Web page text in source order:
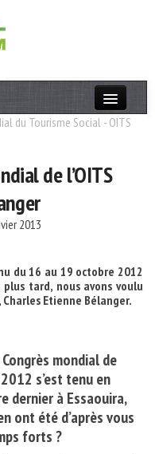
du Tourisme Social - OITS
de l’OITS
2013
du 16 au 19 octobre 2012
tard, nous avons voulu
Etienne Bélanger.
mondial de
2012 s’est tenu en
dernier à Essaouira,
ont été d’après vous
forts ?